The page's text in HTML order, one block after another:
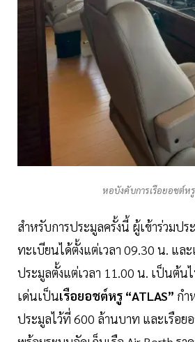
หอบังคับการเรือยอชต์ห
สำหรับการประมูลครั้งนี้ ผู้เข้าร่วมปร
ทะเบียนได้ตั้งแต่เวลา 09.30 น. และ
ประมูลตั้งแต่เวลา 11.00 น. เป็นต้น
เด่นเป็นเรือยอชต์หรู “ATLAS” กำ
ประมูลไว้ที่ 600 ล้านบาท และเรือย